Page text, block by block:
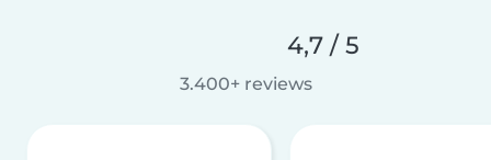
4,7 / 5
3.400+ reviews